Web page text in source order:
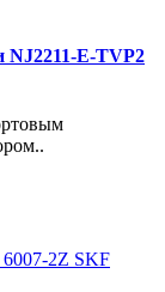
E-TVP2